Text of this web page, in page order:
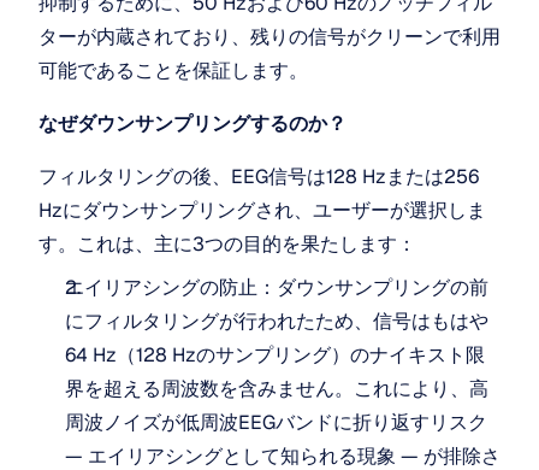
ターが内蔵されており、残りの信号がクリーンで利用
可能であることを保証します。
なぜダウンサンプリングするのか？
フィルタリングの後、EEG信号は128 Hzまたは256
Hzにダウンサンプリングされ、ユーザーが選択しま
す。これは、主に3つの目的を果たします：
エイリアシングの防止：ダウンサンプリングの前
にフィルタリングが行われたため、信号はもはや
64 Hz（128 Hzのサンプリング）のナイキスト限
界を超える周波数を含みません。これにより、高
周波ノイズが低周波EEGバンドに折り返すリスク
— エイリアシングとして知られる現象 — が排除さ